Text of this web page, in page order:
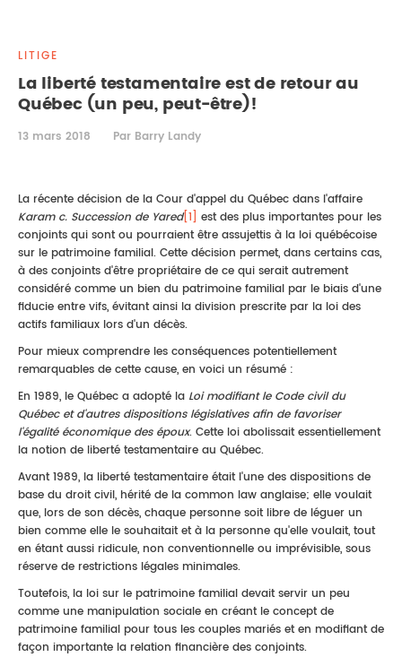
PROPRIÉTÉ INTELLECTUELLE
DROIT DE LA FAMILLE
LITIGE
La liberté testamentaire est de retour au
Québec (un peu, peut-être)!
13 mars 2018 Par Barry Landy
La récente décision de la Cour d'appel du Québec dans l'affaire
Karam c. Succession de Yared[1] est des plus importantes pour les
conjoints qui sont ou pourraient être assujettis à la loi québécoise
sur le patrimoine familial. Cette décision permet, dans certains cas,
à des conjoints d'être propriétaire de ce qui serait autrement
considéré comme un bien du patrimoine familial par le biais d'une
fiducie entre vifs, évitant ainsi la division prescrite par la loi des
actifs familiaux lors d'un décès.
Pour mieux comprendre les conséquences potentiellement
remarquables de cette cause, en voici un résumé :
En 1989, le Québec a adopté la Loi modifiant le Code civil du
Québec et d'autres dispositions législatives afin de favoriser
l'égalité économique des époux. Cette loi abolissait essentiellement
la notion de liberté testamentaire au Québec.
Avant 1989, la liberté testamentaire était l'une des dispositions de
base du droit civil, hérité de la common law anglaise; elle voulait
que, lors de son décès, chaque personne soit libre de léguer un
bien comme elle le souhaitait et à la personne qu'elle voulait, tout
en étant aussi ridicule, non conventionnelle ou imprévisible, sous
réserve de restrictions légales minimales.
Toutefois, la loi sur le patrimoine familial devait servir un peu
comme une manipulation sociale en créant le concept de
patrimoine familial pour tous les couples mariés et en modifiant de
façon importante la relation financière des conjoints.